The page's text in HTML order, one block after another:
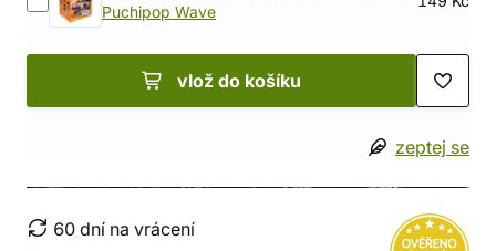
Puchipop Wave
vlož do košíku
zeptej se
60 dní na vrácení